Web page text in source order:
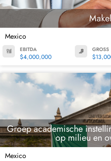
Mexico
EBITDA
$4,000,000
GROSS
Groep academische
op milieu en
Mexico